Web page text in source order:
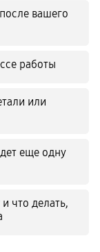
вашего
работы
или
еще одну
что делать,